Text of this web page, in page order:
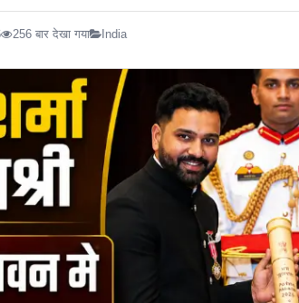
256 बार देखा गया India